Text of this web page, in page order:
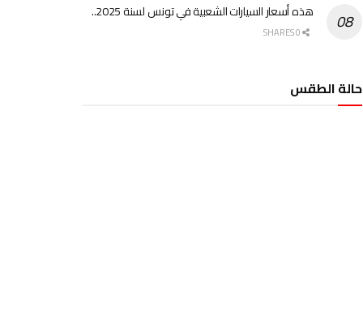
هذه أسعار السيارات الشعبية في تونس لسنة 2025..
حالة الطقس